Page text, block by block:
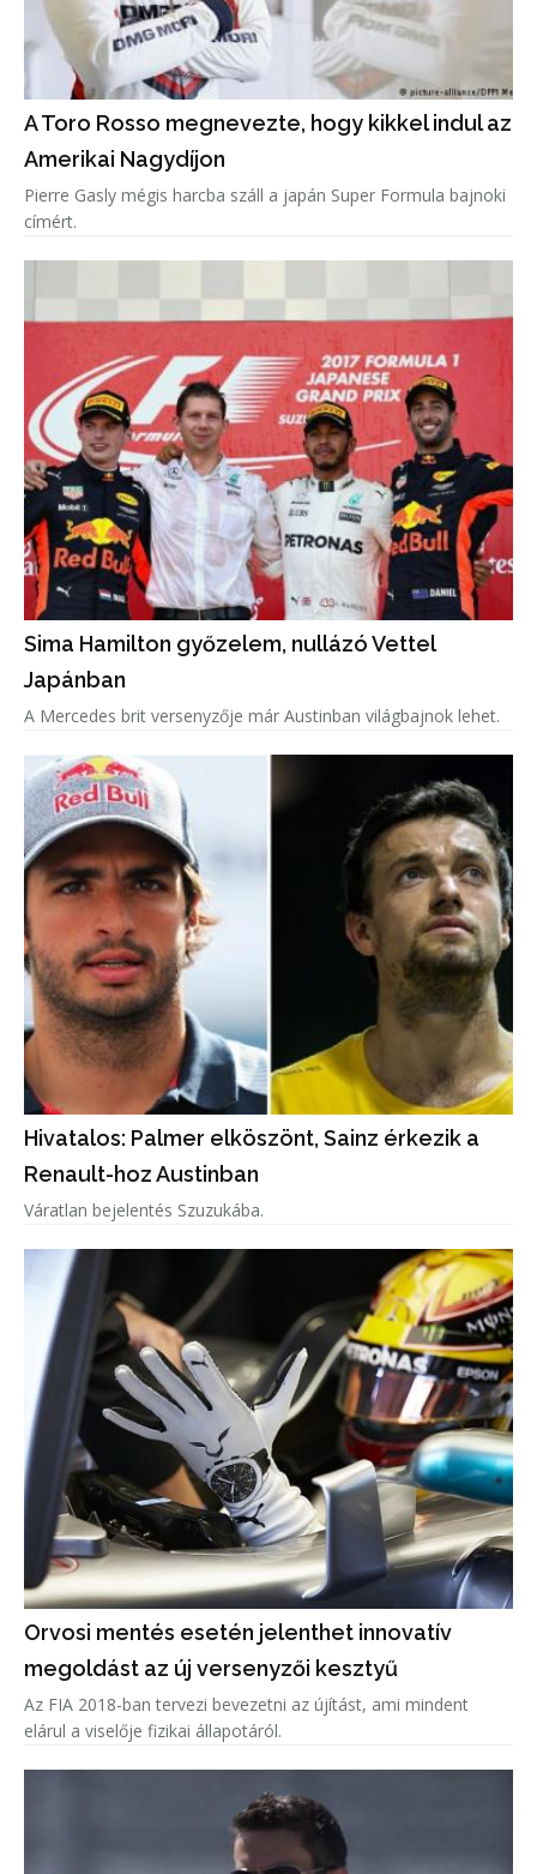
A Toro Rosso megnevezte, hogy kikkel indul az
Amerikai Nagydíjon
Pierre Gasly mégis harcba száll a japán Super Formula bajnoki
címért.
Sima Hamilton győzelem, nullázó Vettel
Japánban
A Mercedes brit versenyzője már Austinban világbajnok lehet.
Hivatalos: Palmer elköszönt, Sainz érkezik a
Renault-hoz Austinban
Váratlan bejelentés Szuzukába.
Orvosi mentés esetén jelenthet innovatív
megoldást az új versenyzői kesztyű
Az FIA 2018-ban tervezi bevezetni az újítást, ami mindent
elárul a viselője fizikai állapotáról.